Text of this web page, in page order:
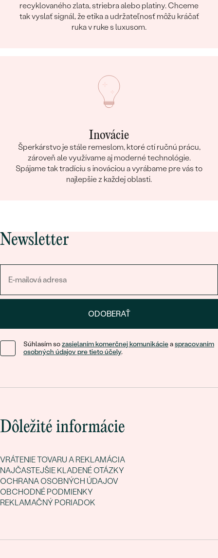
recyklovaného zlata, striebra alebo platiny. Chceme
tak vyslať signál, že etika a udržateľnosť môžu kráčať
ruka v ruke s luxusom.
Inovácie
Šperkárstvo je stále remeslom, ktoré ctí ručnú prácu,
zároveň ale využívame aj moderné technológie.
Spájame tak tradíciu s inováciou a vyrábame pre vás to
najlepšie z každej oblasti.
Newsletter
ODOBERAŤ
Súhlasím sozasielaním komerčnej komunikácieaspracovaním
osobných údajov pre tieto účely.
Dôležité informácie
VRÁTENIE TOVARU A REKLAMÁCIA
NAJČASTEJŠIE KLADENÉ OTÁZKY
OCHRANA OSOBNÝCH ÚDAJOV
OBCHODNÉ PODMIENKY
REKLAMAČNÝ PORIADOK